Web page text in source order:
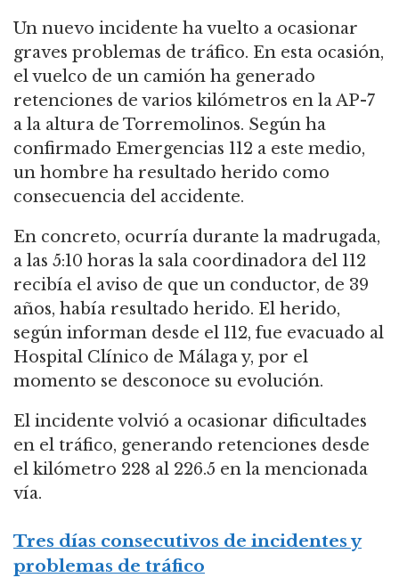
Un nuevo incidente ha vuelto a ocasionar
graves problemas de tráfico. En esta ocasión,
el vuelco de un camión ha generado
retenciones de varios kilómetros en la AP-7
a la altura de Torremolinos. Según ha
confirmado Emergencias 112 a este medio,
un hombre ha resultado herido como
consecuencia del accidente.
En concreto, ocurría durante la madrugada,
a las 5:10 horas la sala coordinadora del 112
recibía el aviso de que un conductor, de 39
años, había resultado herido. El herido,
según informan desde el 112, fue evacuado al
Hospital Clínico de Málaga y, por el
momento se desconoce su evolución.
El incidente volvió a ocasionar dificultades
en el tráfico, generando retenciones desde
el kilómetro 228 al 226.5 en la mencionada
vía.
Tres días consecutivos de incidentes y
problemas de tráfico